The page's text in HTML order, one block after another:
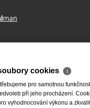
man
cookies ℹ
pro samotnou
při jeho procházení.
vyhodnocování výkonu a